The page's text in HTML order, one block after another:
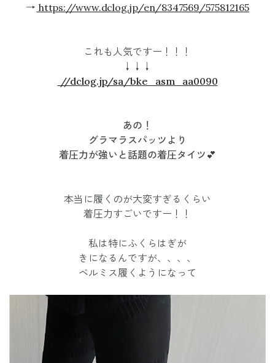
→ https://www.dclog.jp/en/8347569/575812165
これも人気ですー！！！
↓↓↓
//dclog.jp/sa/bke_asm_aa0090
あの！
グラマラスパッツより
着圧力が強いと話題の着圧タイツ💕
本当に履くのが大変すぎるくらい
着圧力すごいですー！！
私は特にふくらはぎが
きになるんですが、、、、
ベルミス履くようになって